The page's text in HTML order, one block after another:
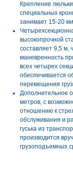
Крепление
специальных
занимает 15-20
высокопрочной
составляет 9,5 м,
маневренность
всех четырех
обеспечивается
перемещения
Дополнительное
метров, с
отношению к
обслуживания и
гуська из
производится
грузоподъемных